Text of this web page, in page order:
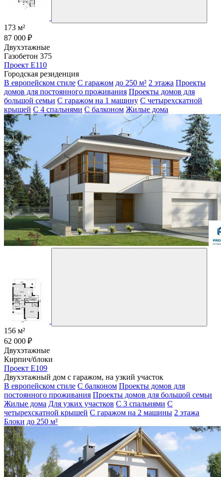
173 м²
87 000 ₽
Двухэтажные
Газобетон 375
Проект E110
Городская резиденция
В европейском стиле С гаражом до 250 м² 2 этажа Проекты
домов для постоянного проживания Проекты домов для
большой семьи С гаражом на 1 машину С четырехскатной
крышей С 4 спальнями С балконом Жилые дома
156 м²
62 000 ₽
Двухэтажные
Кирпич/блоки
Проект E109
Двухэтажный дом с гаражом, на узкий участок
В европейском стиле С балконом Проекты домов для
постоянного проживания Проекты домов для большой семьи
Жилые дома Для узких участков С 3 спальнями С
четырехскатной крышей С гаражом на 2 машины 2 этажа
Блоки до 250 м²